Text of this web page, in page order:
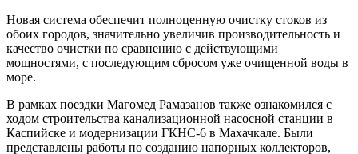
Новая система обеспечит полноценную очистку стоков из
обоих городов, значительно увеличив производительность и
качество очистки по сравнению с действующими
мощностями, с последующим сбросом уже очищенной воды в
море.
В рамках поездки Магомед Рамазанов также ознакомился с
ходом строительства канализационной насосной станции в
Каспийске и модернизации ГКНС-6 в Махачкале. Были
представлены работы по созданию напорных коллекторов,